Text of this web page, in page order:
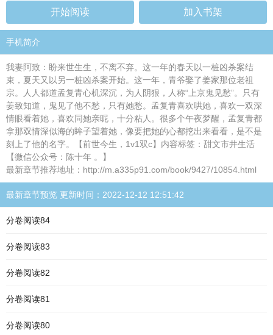
开始阅读 加入书架
手机简介
我妻阿致：盼来世生生，不离不弃。这一年的春天以一桩凶杀案结
束，夏天又以另一桩凶杀案开始。这一年，青爷娶了姜家那位老祖
宗。人人都道孟复青心机深沉，为人阴狠，人称“上京鬼见愁”。只有
姜致知道，鬼见了他不愁，只有她愁。孟复青喜欢哄她，喜欢一双深
情眼看着她，喜欢同她亲昵，十分粘人。很多个午夜梦醒，孟复青都
拿那双情深似海的眸子望着她，像要把她的心都挖出来看看，是不是
刻上了他的名字。【前世今生，1v1双c】内容标签：甜文市井生活
【微信公众号：陈十年 。】
最新章节推荐地址：http://m.a335p91.com/book/9427/10854.html
最新章节预览 更新时间：2022-12-12 12:51:42
分卷阅读84
分卷阅读83
分卷阅读82
分卷阅读81
分卷阅读80